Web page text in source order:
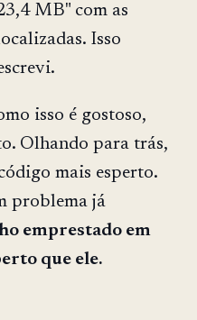
MB" com as
Isso
isso é gostoso,
Olhando para trás,
mais esperto.
problema já
emprestado em
que ele.